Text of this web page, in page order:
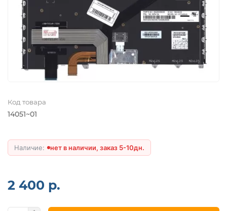
Код товара
14051~01
нет в наличии, заказ 5-10дн.
2 400 р.